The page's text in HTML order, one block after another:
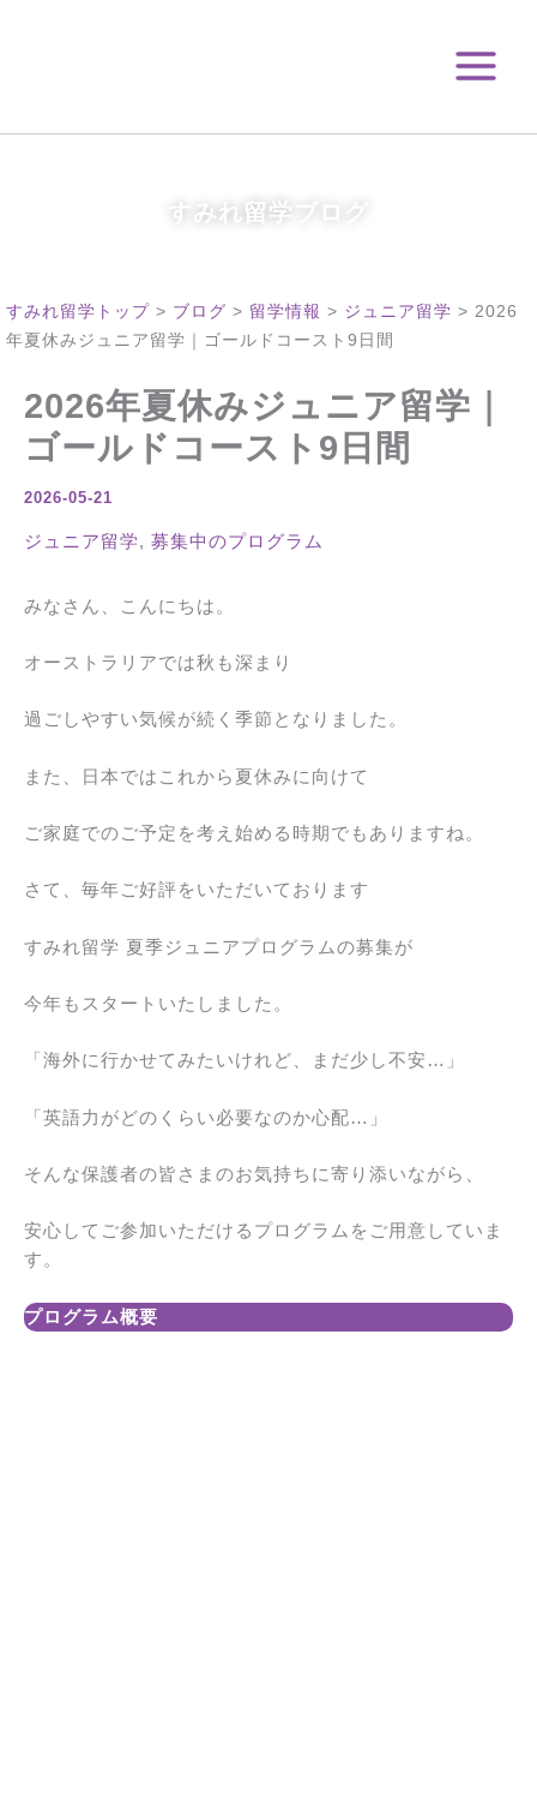
すみれ留学ブログ
すみれ留学トップ > ブログ > 留学情報 > ジュニア留学 > 2026
年夏休みジュニア留学｜ゴールドコースト9日間
2026年夏休みジュニア留学｜
ゴールドコースト9日間
2026-05-21
ジュニア留学, 募集中のプログラム
みなさん、こんにちは。
オーストラリアでは秋も深まり
過ごしやすい気候が続く季節となりました。
また、日本ではこれから夏休みに向けて
ご家庭でのご予定を考え始める時期でもありますね。
さて、毎年ご好評をいただいております
すみれ留学 夏季ジュニアプログラムの募集が
今年もスタートいたしました。
「海外に行かせてみたいけれど、まだ少し不安…」
「英語力がどのくらい必要なのか心配…」
そんな保護者の皆さまのお気持ちに寄り添いながら、
安心してご参加いただけるプログラムをご用意していま
す。
プログラム概要
イ